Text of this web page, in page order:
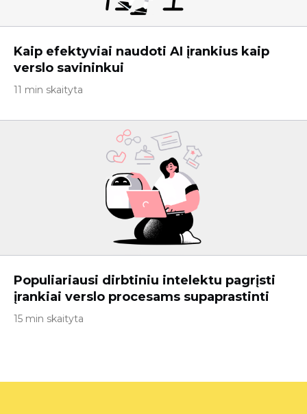
Kaip efektyviai naudoti AI įrankius kaip
verslo savininkui
11 min skaityta
Populiariausi dirbtiniu intelektu pagrįsti
įrankiai verslo procesams supaprastinti
15 min skaityta